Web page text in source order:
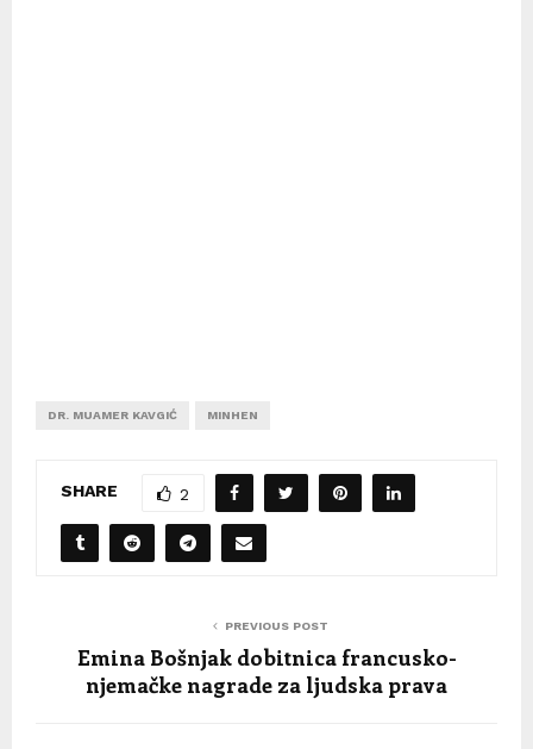
DR. MUAMER KAVGIĆ MINHEN
SHARE 2
PREVIOUS POST
Emina Bošnjak dobitnica francusko-
njemačke nagrade za ljudska prava